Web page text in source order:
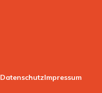
DatenschutzImpressum